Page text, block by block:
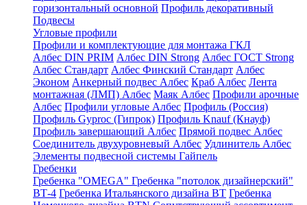
горизонтальный основной Профиль декоративный
Подвесы
Угловые профили
Профили и комплектующие для монтажа ГКЛ
Албес DIN PRIM Албес DIN Strong Албес ГОСТ Strong
Албес Стандарт Албес Финский Стандарт Албес
Эконом Анкерный подвес Албес Краб Албес Лента
монтажная (ЛМП) Албес Маяк Албес Профили арочные
Албес Профили угловые Албес Профиль (Россия)
Профиль Gyproc (Гипрок) Профиль Knauf (Кнауф)
Профиль завершающий Албес Прямой подвес Албес
Соединитель двухуровневый Албес Удлинитель Албес
Элементы подвесной системы Гайпель
Гребенки
Гребенка "OMEGA" Гребенка "потолок дизайнерский"
ВТ-4 Гребенка Итальянского дизайна BT Гребенка